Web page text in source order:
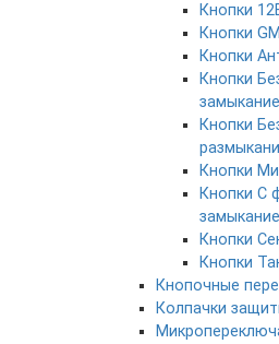
Кнопки
Кнопки
Кнопки
Кнопки
Кнопки
Кнопки
Кнопки С
Кнопки
Кнопки
Кнопочные
Колпачки